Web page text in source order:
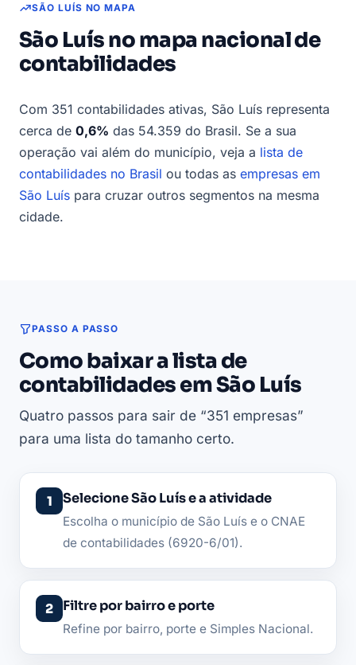
SÃO LUÍS NO MAPA
São Luís no mapa nacional de
contabilidades
Com 351 contabilidades ativas, São Luís representa
cerca de 0,6% das 54.359 do Brasil. Se a sua
operação vai além do município, veja a lista de
contabilidades no Brasil ou todas as empresas em
São Luís para cruzar outros segmentos na mesma
cidade.
PASSO A PASSO
Como baixar a lista de
contabilidades em São Luís
Quatro passos para sair de “351 empresas”
para uma lista do tamanho certo.
Selecione São Luís e a atividade
Escolha o município de São Luís e o CNAE
de contabilidades (6920-6/01).
Filtre por bairro e porte
Refine por bairro, porte e Simples Nacional.